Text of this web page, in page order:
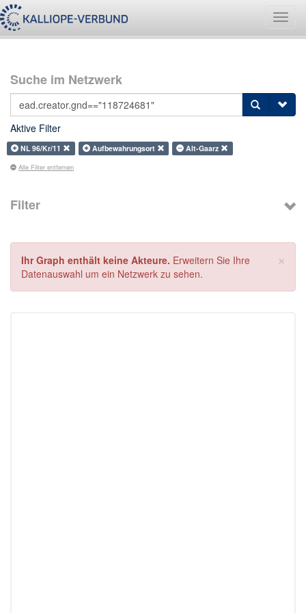
Suche im Netzwerk
Aktive Filter
NL 96/Kr/11 Aufbewahrungsort Alt-Gaarz
Alle Filter entfernen
Filter
×
Ihr Graph enthält keine Akteure. Erweitern Sie Ihre
Datenauswahl um ein Netzwerk zu sehen.